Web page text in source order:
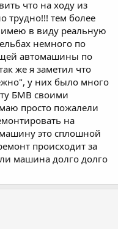
что на ходу из
трудно!!! тем более
имею в виду реальную
немного по
автомашины по
же я заметил что
у них было много
БМВ своими
просто пожалели
на
это сплошной
происходит за
машина долго долго